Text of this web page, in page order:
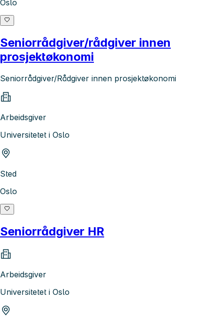
Oslo
Seniorrådgiver/rådgiver innen
prosjektøkonomi
Seniorrådgiver/Rådgiver innen prosjektøkonomi
Arbeidsgiver
Universitetet i Oslo
Sted
Oslo
Seniorrådgiver HR
Arbeidsgiver
Universitetet i Oslo